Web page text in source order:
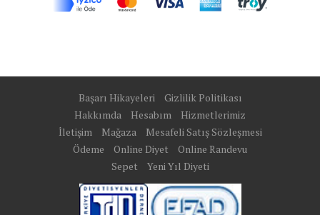
Başarı Hikayeleri
Gizlilik Politikası
Hakkımda
Hesabım
Hizmetlerimiz
İletişim
Mağaza
Mesafeli Satış Sözleşmesi
Ödeme
Online Diyet
Online Randevu
Sepet
Yeni Yıl Diyeti